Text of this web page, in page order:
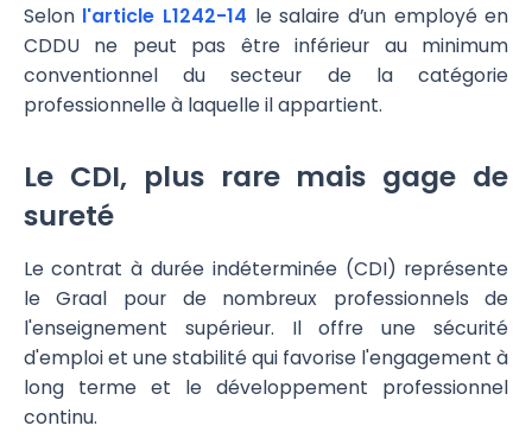
Selon l'article L1242-14 le salaire d’un employé en
CDDU ne peut pas être inférieur au minimum
conventionnel du secteur de la catégorie
professionnelle à laquelle il appartient.
Le CDI, plus rare mais gage de
sureté
Le contrat à durée indéterminée (CDI) représente
le Graal pour de nombreux professionnels de
l'enseignement supérieur. Il offre une sécurité
d'emploi et une stabilité qui favorise l'engagement à
long terme et le développement professionnel
continu.